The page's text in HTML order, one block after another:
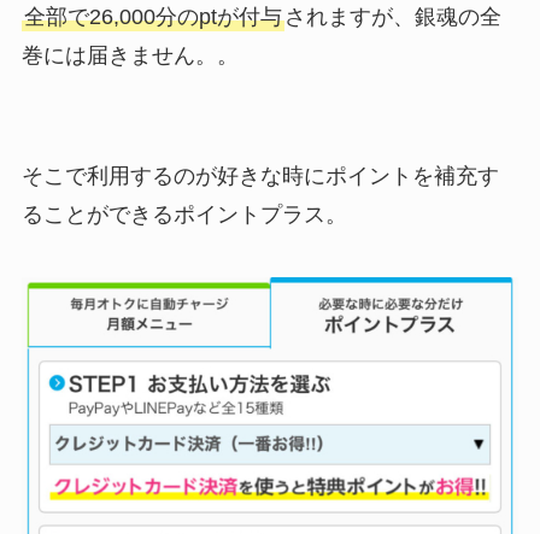
全部で26,000分のptが付与されますが、銀魂の全
巻には届きません。。
そこで利用するのが好きな時にポイントを補充す
ることができるポイントプラス。